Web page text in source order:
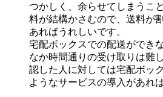
つかしく、余らせてしまうこ
料が結構かさむので、送料が
あればうれしいです。
宅配ボックスでの配送ができ
なか時間通りの受け取りは難
認した人に対しては宅配ボッ
ようなサービスの導入があれ